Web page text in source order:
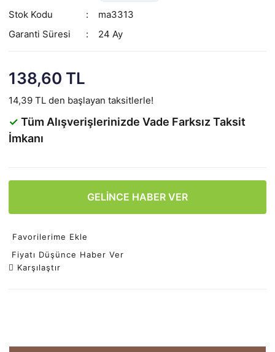
Stok Kodu
ma3313
Garanti Süresi
24 Ay
138,60 TL
14,39 TL den başlayan taksitlerle!
✓ Tüm Alışverişlerinizde Vade Farksız Taksit
İmkanı
GELİNCE HABER VER
Favorilerime Ekle
Fiyatı Düşünce Haber Ver
Karşılaştır